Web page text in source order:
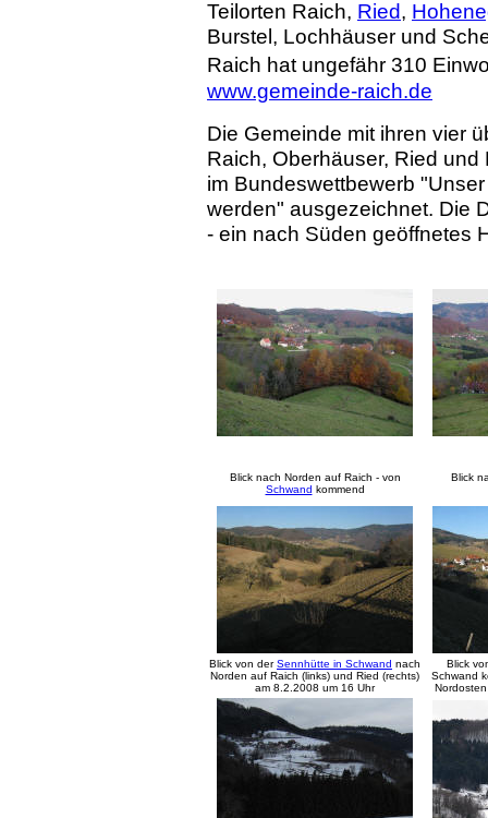
Teilorten Raich, Ried,
Burstel, Lochhäuser und
Raich hat ungefähr 310
www.gemeinde-raich.de
Die Gemeinde mit ihren vier
Raich, Oberhäuser, Ried
im Bundeswettbewerb
werden" ausgezeichnet. Die
- ein nach Süden geöffnetes
Blick nach Norden auf Raich - von
Schwand kommend
Blick
Blick von derSennhütte in Schwand nach
Norden auf Raich (links) und Ried (rechts)
am 8.2.2008 um 16 Uhr
Blick
Schwand